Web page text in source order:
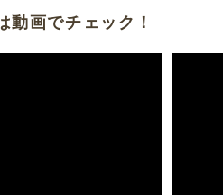
動画でチェック！